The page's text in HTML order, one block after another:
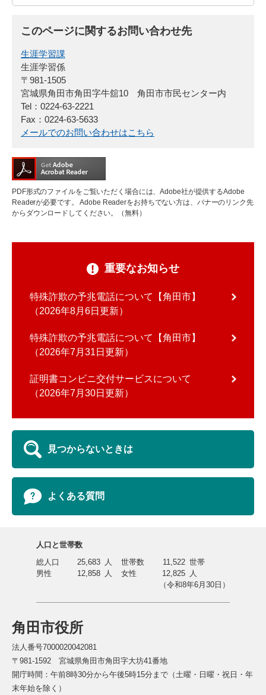
このページに関するお問い合わせ先
生涯学習課
生涯学習係
〒981-1505
宮城県角田市角田字牛舘10 角田市市民センター内
Tel：0224-63-2221
Fax：0224-63-5633
メールでのお問い合わせはこちら
PDF形式のファイルをご覧いただく場合には、Adobe社が提供するAdobe
Readerが必要です。
Adobe Readerをお持ちでない方は、バナーのリンク先
からダウンロードしてください。（無料）
重要なお知らせ
特殊詐欺の予兆電話について【角田市】
2026年8月6日更新
特殊詐欺の予兆電話について【角田市】
2026年7月31日更新
証明書コンビニ交付サービスについて
2026年7月30日更新
見つからないときは
よくある質問
角田市役所
法人番号7000020042081
〒981-1592 宮城県角田市角田字大坊41番地
開庁時間：午前8時30分から午後5時15分まで（土曜・日曜・祝日・年
末年始を除く）
人口と世帯数
総人口
25,683 人 世帯数 11,522 世帯
男性
12,858 人 女性 12,825
人
（令和8年6月30日）